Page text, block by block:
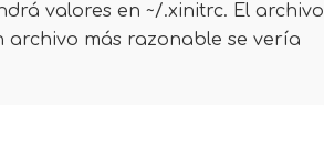
valores en ~/.xinitrc. El archivo
archivo más razonable se vería